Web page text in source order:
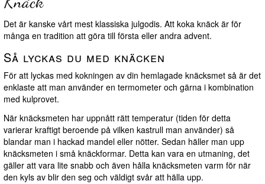
Det är kanske vårt mest klassiska julgodis. Att koka knäck är för
många en tradition att göra till första eller andra advent.
Så lyckas du med knäcken
För att lyckas med kokningen av din hemlagade knäcksmet så är det
enklaste att man använder en termometer och gärna i kombination
med kulprovet.
När knäcksmeten har uppnått rätt temperatur (tiden för detta
varierar kraftigt beroende på vilken kastrull man använder) så
blandar man i hackad mandel eller nötter. Sedan häller man upp
knäcksmeten i små knäckformar. Detta kan vara en utmaning, det
gäller att vara lite snabb och även hålla knäcksmeten varm för när
den kyls av blir den seg och väldigt svår att hälla upp.